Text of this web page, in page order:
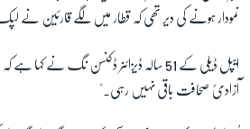
نمودار ہونے کی دیر تھی کہ قطار میں لگے قارئین نے
ایپل ڈیلی کے 51 سالہ ڈیزائنر ڈکنسن نگ
آزادیٔ صحافت باقی نہیں رہی۔"